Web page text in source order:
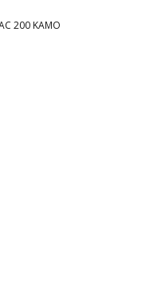
200 KAMO